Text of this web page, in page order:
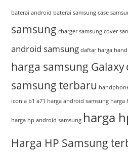
baterai android baterai samsung case
samsung charger samsung cover
android samsung daftar harga
harga samsung Galaxy
samsung terbaru
iconia b1 a71 harga android samsung harga
harga hp android samsung harga
Harga HP Samsung